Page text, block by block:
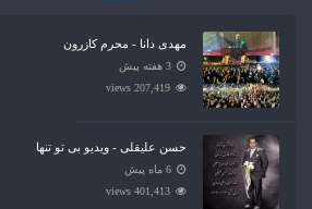
مهدی دانا - محرم کازرون
3 هفته پیش
207,419 views
حسن علیقلی - ویدیو بی تو تنها
6 ماه پیش
401,413 views